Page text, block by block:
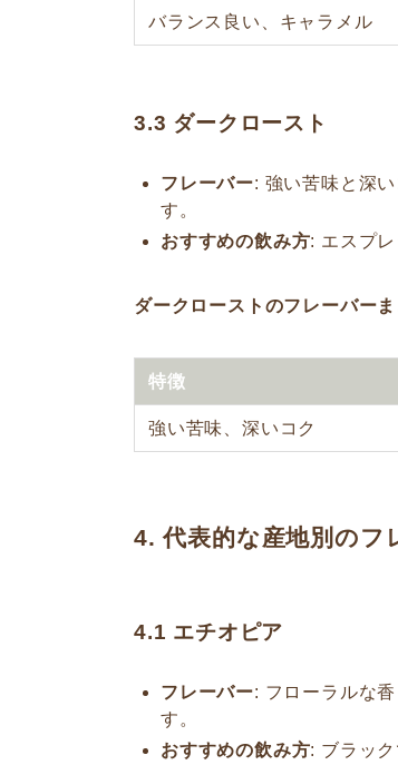
バランス良い、キャラメル
3.3 ダークロースト
フレーバー: 強い苦味と深
す。
おすすめの飲み方: エスプ
ダークローストのフレーバー
特徴
強い苦味、深いコク
4. 代表的な産地別のフ
4.1 エチオピア
フレーバー: フローラルな
す。
おすすめの飲み方: ブラッ